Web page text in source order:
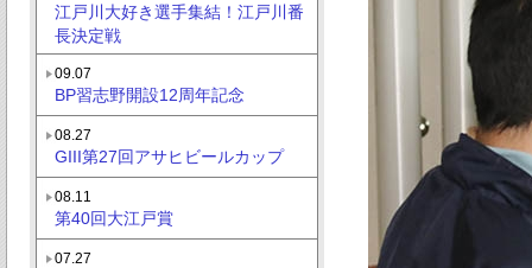
江戸川大好き選手集結！江戸川番
長決定戦
09.07
BP習志野開設12周年記念
08.27
GIII第27回アサヒビールカップ
08.11
第40回大江戸賞
07.27